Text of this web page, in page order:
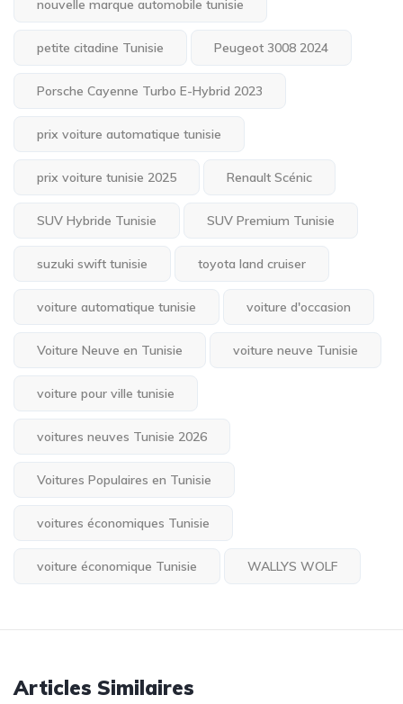
nouvelle marque automobile tunisie
petite citadine Tunisie Peugeot 3008 2024
Porsche Cayenne Turbo E-Hybrid 2023
prix voiture automatique tunisie
prix voiture tunisie 2025 Renault Scénic
SUV Hybride Tunisie SUV Premium Tunisie
suzuki swift tunisie toyota land cruiser
voiture automatique tunisie voiture d'occasion
Voiture Neuve en Tunisie voiture neuve Tunisie
voiture pour ville tunisie
voitures neuves Tunisie 2026
Voitures Populaires en Tunisie
voitures économiques Tunisie
voiture économique Tunisie WALLYS WOLF
Articles Similaires